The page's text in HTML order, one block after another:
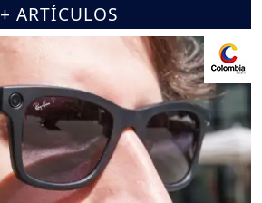
+ ARTÍCULOS